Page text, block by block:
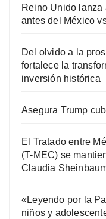
Reino Unido lanza
antes del México
Del olvido a la
fortalece la
inversión histórica
Asegura Trump
El Tratado entre
(T-MEC) se
Claudia
«Leyendo por la
niños y